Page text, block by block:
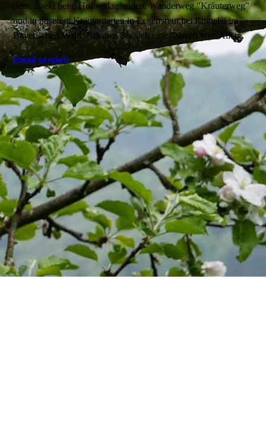
dem, direkt beim Hof verlaufenden, Wanderweg "Kräuterweg"
und in unserem Kräutergarten in Eckertsreut bei Ringelai im
Bayerischen Wald. Nehmen Sie sich eine Auszeit vom Alltag.
Email senden